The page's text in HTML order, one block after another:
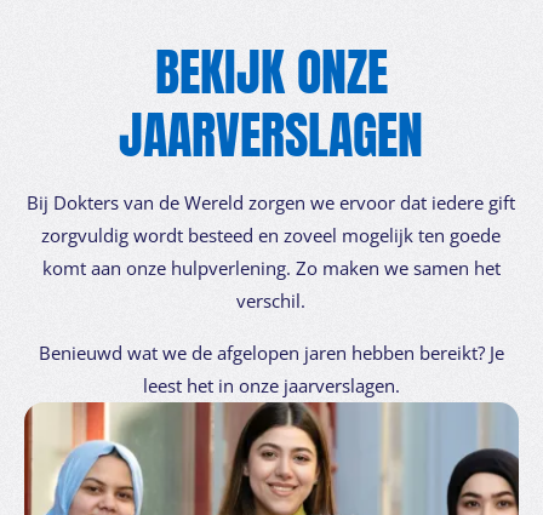
BEKIJK ONZE
JAARVERSLAGEN
Bij Dokters van de Wereld zorgen we ervoor dat iedere gift
zorgvuldig wordt besteed en zoveel mogelijk ten goede
komt aan onze hulpverlening. Zo maken we samen het
verschil.
Benieuwd wat we de afgelopen jaren hebben bereikt? Je
leest het in onze jaarverslagen.